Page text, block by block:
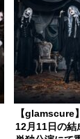
【glamscure
12月11日の結